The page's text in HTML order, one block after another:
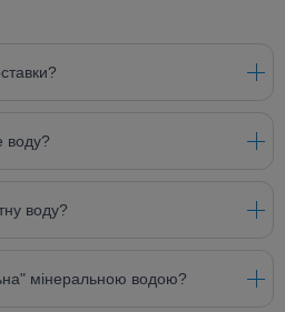
воду?
воду?
мінеральною водою?